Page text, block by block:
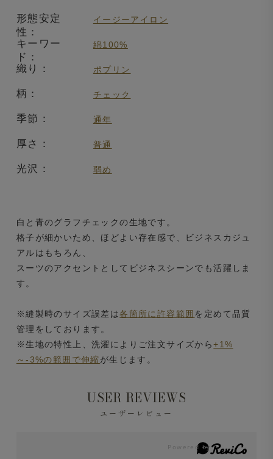
形態安定
性：
イージーアイロン
キーワー
ド：
綿100%
織り： ポプリン
柄： チェック
季節： 通年
厚さ： 普通
光沢： 弱め
白と青のグラフチェックの生地です。
格子が細かいため、ほどよい存在感で、ビジネスカジュ
アルはもちろん、
スーツのアクセントとしてビジネスシーンでも活躍しま
す。
※縫製時のサイズ誤差は各箇所に許容範囲 を定めて品質
管理をしております。
※生地の特性上、洗濯によりご注文サイズから+1%
～-3%の範囲で伸縮が生じます。
USER REVIEWS
ユーザーレビュー